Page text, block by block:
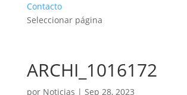
Contacto
Seleccionar página
ARCHI_1016172
por Noticias | Sep 28, 2023